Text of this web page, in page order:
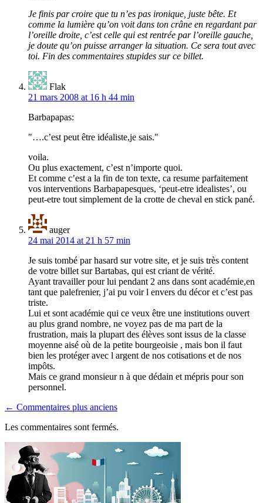
Je finis par croire que tu n’es pas ironique, juste bête. Et
comme la lumière qu’on voit dans ton crâne en regardant par
l’oreille droite, c’est celle qui est rentrée par l’oreille gauche,
je doute qu’on puisse arranger la situation. Ce sera tout avec
toi. Fin des commentaires stupides sur ce billet.
Flak
21 mars 2008 at 16 h 44 min
Barbapapas:
"….c’est peut être idéaliste,je sais."
voila.
Ou plus exactement, c’est n’importe quoi.
Et comme c’est a la fin de ton texte, ca resume parfaitement
vos interventions Barbapapesques, ‘peut-etre idealistes’, ou
peut-etre tout simplement de la crotte de cheval en stick pané.
auger
24 mai 2014 at 21 h 57 min
Je suis tombé par hasard sur votre site, et je suis très content
de votre billet sur Bartabas, qui est criant de vérité.
Ayant travailler pour lui pendant 2 ans dans sont académie,en
tant que palefrenier, j’ai pu voir l envers du décor et c’est pas
triste.
Lui et sont académie qui ce veux être une institutions ouvert
au plus grand nombre, ne voyez pas de ma part de la
frustration, mais la plupart des élèves sont issus de la classe
moyenne aisé où de la petite bourgeoisie , mais bon il faut
bien les protéger avec l argent de nos cotisations et de nos
impôts.
Mais ce grand monsieur n à que dédain et mépris pour son
personnel.
Navigation
dans
les
commentaires
← Commentaires plus anciens
Les commentaires sont fermés.